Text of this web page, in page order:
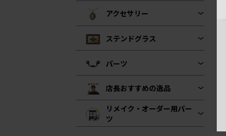
アクセサリー
ステンドグラス
パーツ
店長おすすめの逸品
リメイク・オーダー用パー
ツ